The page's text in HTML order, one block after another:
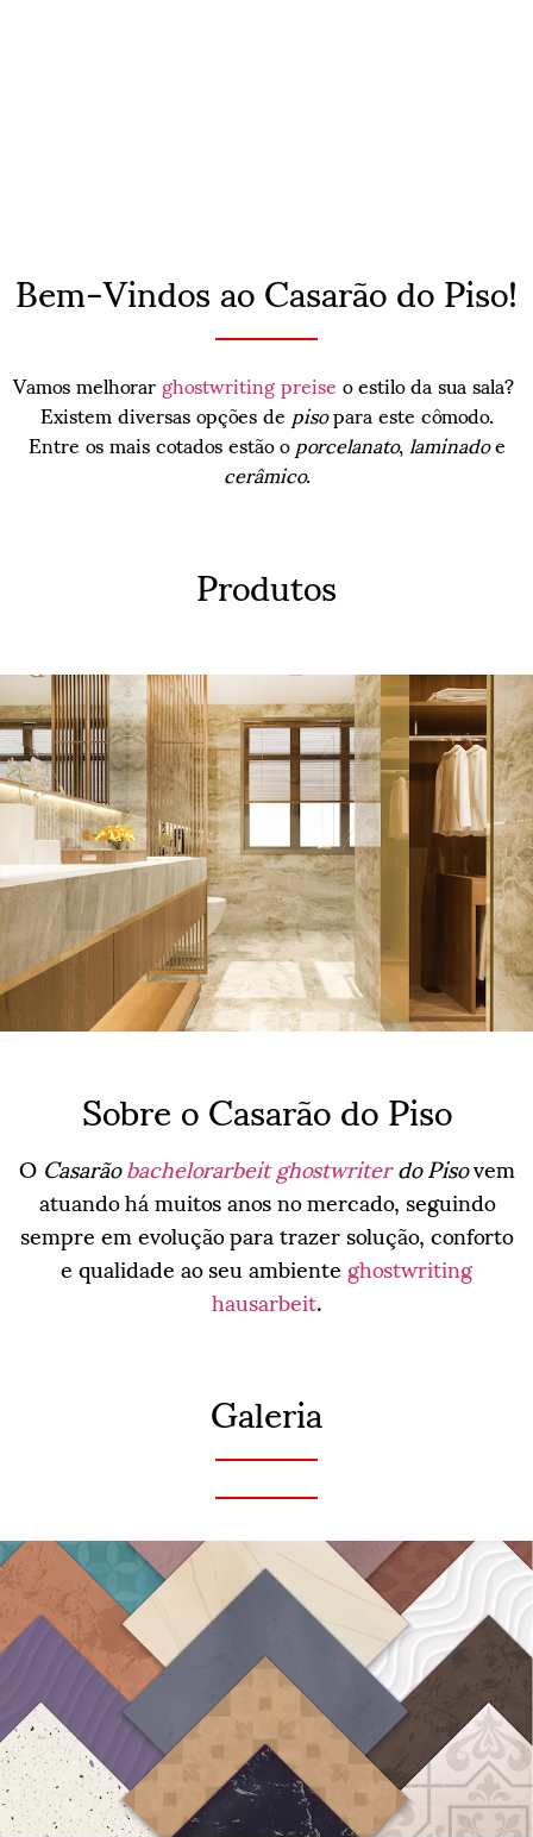
Bem-Vindos ao Casarão do Piso!
Vamos melhorarghostwriting preiseo estilo da sua sala?
Existem diversas opções depisopara este cômodo.
Entre os mais cotados estão oporcelanato,laminadoe
cerâmico.
Produtos
Sobre o Casarão do Piso
OCasarãobachelorarbeit ghostwriterdo Pisovem
atuando há muitos anos no mercado, seguindo
sempre em evolução para trazer solução, conforto
e qualidade ao seu ambienteghostwriting
hausarbeit.
Galeria